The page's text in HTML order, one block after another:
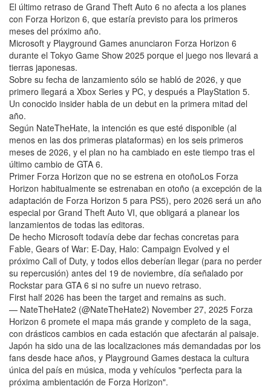
El último retraso de Grand Theft Auto 6 no afecta a los planes
con Forza Horizon 6, que estaría previsto para los primeros
meses del próximo año.
Microsoft y Playground Games anunciaron Forza Horizon 6
durante el Tokyo Game Show 2025 porque el juego nos llevará a
tierras japonesas.
Sobre su fecha de lanzamiento sólo se habló de 2026, y que
primero llegará a Xbox Series y PC, y después a PlayStation 5.
Un conocido insider habla de un debut en la primera mitad del
año.
Según NateTheHate, la intención es que esté disponible (al
menos en las dos primeras plataformas) en los seis primeros
meses de 2026, y el plan no ha cambiado en este tiempo tras el
último cambio de GTA 6.
Primer Forza Horizon que no se estrena en otoñoLos Forza
Horizon habitualmente se estrenaban en otoño (a excepción de la
adaptación de Forza Horizon 5 para PS5), pero 2026 será un año
especial por Grand Theft Auto VI, que obligará a planear los
lanzamientos de todas las editoras.
De hecho Microsoft todavía debe dar fechas concretas para
Fable, Gears of War: E-Day, Halo: Campaign Evolved y el
próximo Call of Duty, y todos ellos deberían llegar (para no perder
su repercusión) antes del 19 de noviembre, día señalado por
Rockstar para GTA 6 si no sufre un nuevo retraso.
First half 2026 has been the target and remains as such.
— NateTheHate2 (@NateTheHate2) November 27, 2025 Forza
Horizon 6 promete el mapa más grande y completo de la saga,
con drásticos cambios en cada estación que afectarán al paisaje.
Japón ha sido una de las localizaciones más demandadas por los
fans desde hace años, y Playground Games destaca la cultura
única del país en música, moda y vehículos "perfecta para la
próxima ambientación de Forza Horizon".